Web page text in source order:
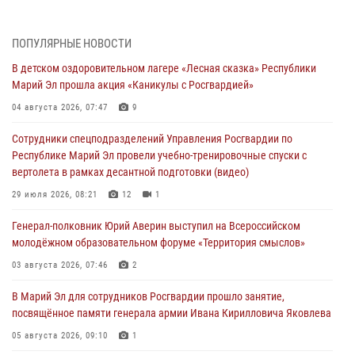
Всероссийском семинаре в Нижнем Новгороде (видео)
07 августа 2026, 06:25 8 1
Команда «Росгвардия» принимает участие в военно-спортивном
07 августа 2026, 05:43 10
Представитель вневедомственной охраны Управления Росгвардии
по Республике Марий Эл принял участие в учебно-методическом
06 августа 2026, 09:37 10
В Марий Эл сотрудники ЛРР Росгвардии за прошедший месяц
06 августа 2026, 08:00
В Марий Эл сотрудники вневедомственной охраны Росгвардии за
ПОПУЛЯРНЫЕ НОВОСТИ
В детском оздоровительном лагере «Лесная сказка» Республики
Марий Эл прошла акция «Каникулы с Росгвардией»
04 августа 2026, 07:47 9
Сотрудники спецподразделений Управления Росгвардии по
Республике Марий Эл провели учебно-тренировочные спуски с
вертолета в рамках десантной подготовки (видео)
29 июля 2026, 08:21 12 1
Генерал-полковник Юрий Аверин выступил на Всероссийском
молодёжном образовательном форуме «Территория смыслов»
03 августа 2026, 07:46 2
В Марий Эл для сотрудников Росгвардии прошло занятие,
посвящённое памяти генерала армии Ивана Кирилловича Яковлева
05 августа 2026, 09:10 1